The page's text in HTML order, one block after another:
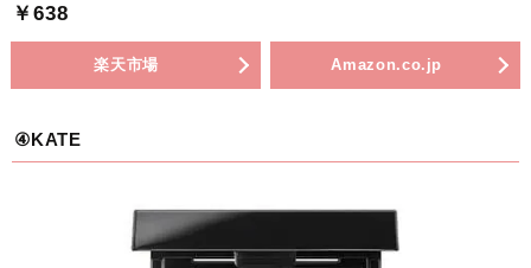
￥638
楽天市場 Amazon.co.jp
④KATE